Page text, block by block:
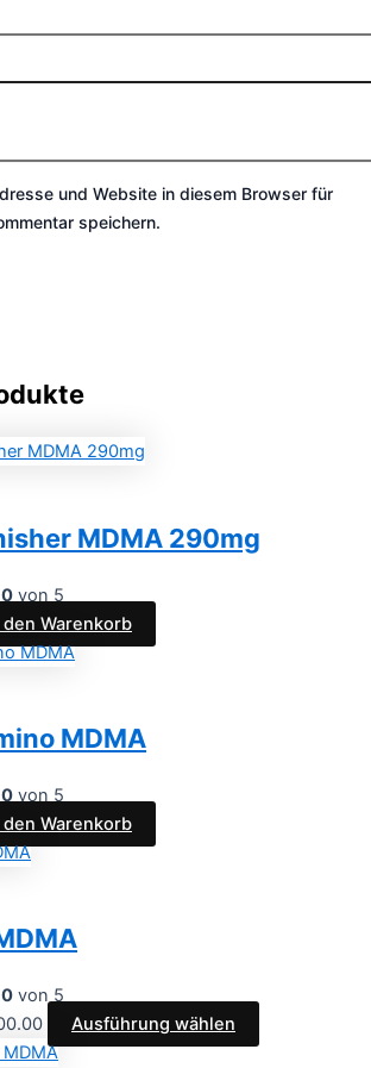
und Website in diesem Browser für
speichern.
MDMA 290mg
0 von 5
den Warenkorb
MDMA
0 von 5
den Warenkorb
0 von 5
Ausführung wählen